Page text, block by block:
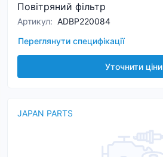
Повітряний фільтр
Артикул: ADBP220084
Переглянути специфікації
Уточнити ціни
JAPAN PARTS